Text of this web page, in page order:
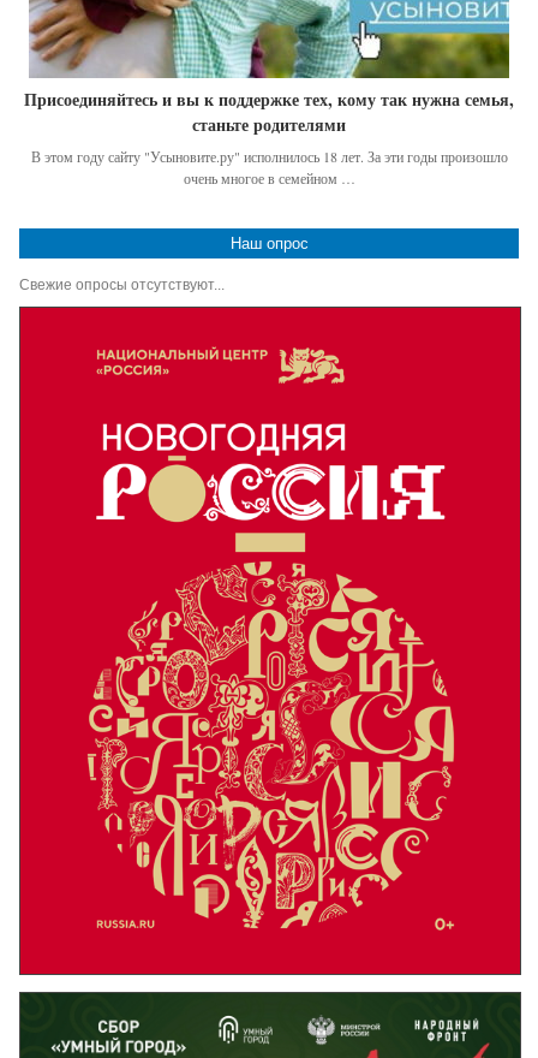
Присоединяйтесь и вы к поддержке тех, кому так нужна семья,
станьте родителями
В этом году сайту "Усыновите.ру" исполнилось 18 лет. За эти годы произошло
очень многое в семейном …
Наш опрос
Свежие опросы отсутствуют...